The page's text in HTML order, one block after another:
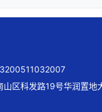
山区科发路19号华润置地